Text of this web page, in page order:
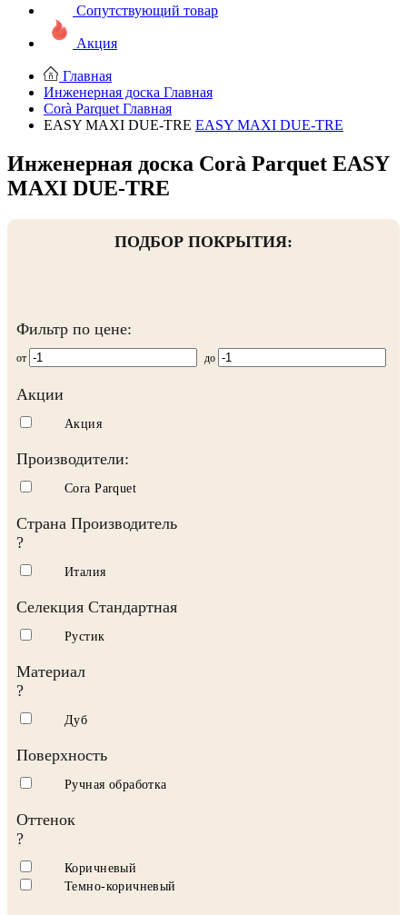
Сопутствующий товар
Акция
Главная
Инженерная доска Главная
Corà Parquet Главная
EASY MAXI DUE-TRE EASY MAXI DUE-TRE
Инженерная доска Corà Parquet EASY
MAXI DUE-TRE
ПОДБОР ПОКРЫТИЯ:
Фильтр по цене:
от до
Акции
Акция
Производители:
Cora Parquet
Страна Производитель
?
Италия
Селекция Стандартная
Рустик
Материал
?
Дуб
Поверхность
Ручная обработка
Оттенок
?
Коричневый
Темно-коричневый